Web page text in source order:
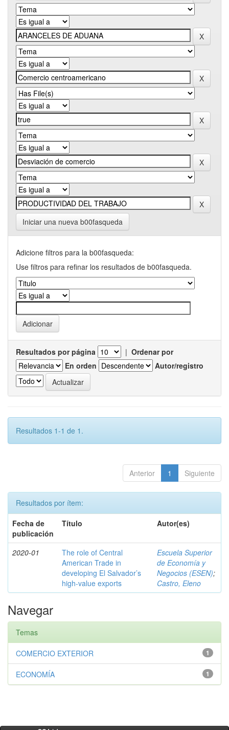
Iniciar una nueva b00fasqueda
Adicione filtros para la b00fasqueda:
Use filtros para refinar los resultados de b00fasqueda.
Resultados por página | Ordenar por
En orden
Autor/registro
Resultados 1-1 de 1.
Anterior 1 Siguiente
Resultados por ítem:
Fecha de
publicación
Título Autor(es)
2020-01
The role of Central
American Trade in
developing El Salvador’s
high-value exports
Escuela Superior
de Economía y
Negocios (ESEN);
Castro, Eleno
Navegar
Temas
1
COMERCIO EXTERIOR
1
ECONOMÍA